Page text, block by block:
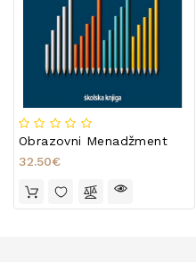
Obrazovni Menadžment
32.50€